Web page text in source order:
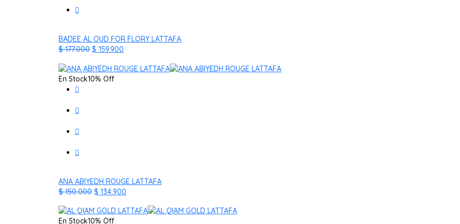
BADEE AL OUD FOR FLORY LATTAFA
$177.000 El
original
era:
$ 159.900
actual
En Stock10% Off
ANA ABIYEDH ROUGE LATTAFA
$150.000 El
original
era:
$ 134.900
actual
En Stock10% Off